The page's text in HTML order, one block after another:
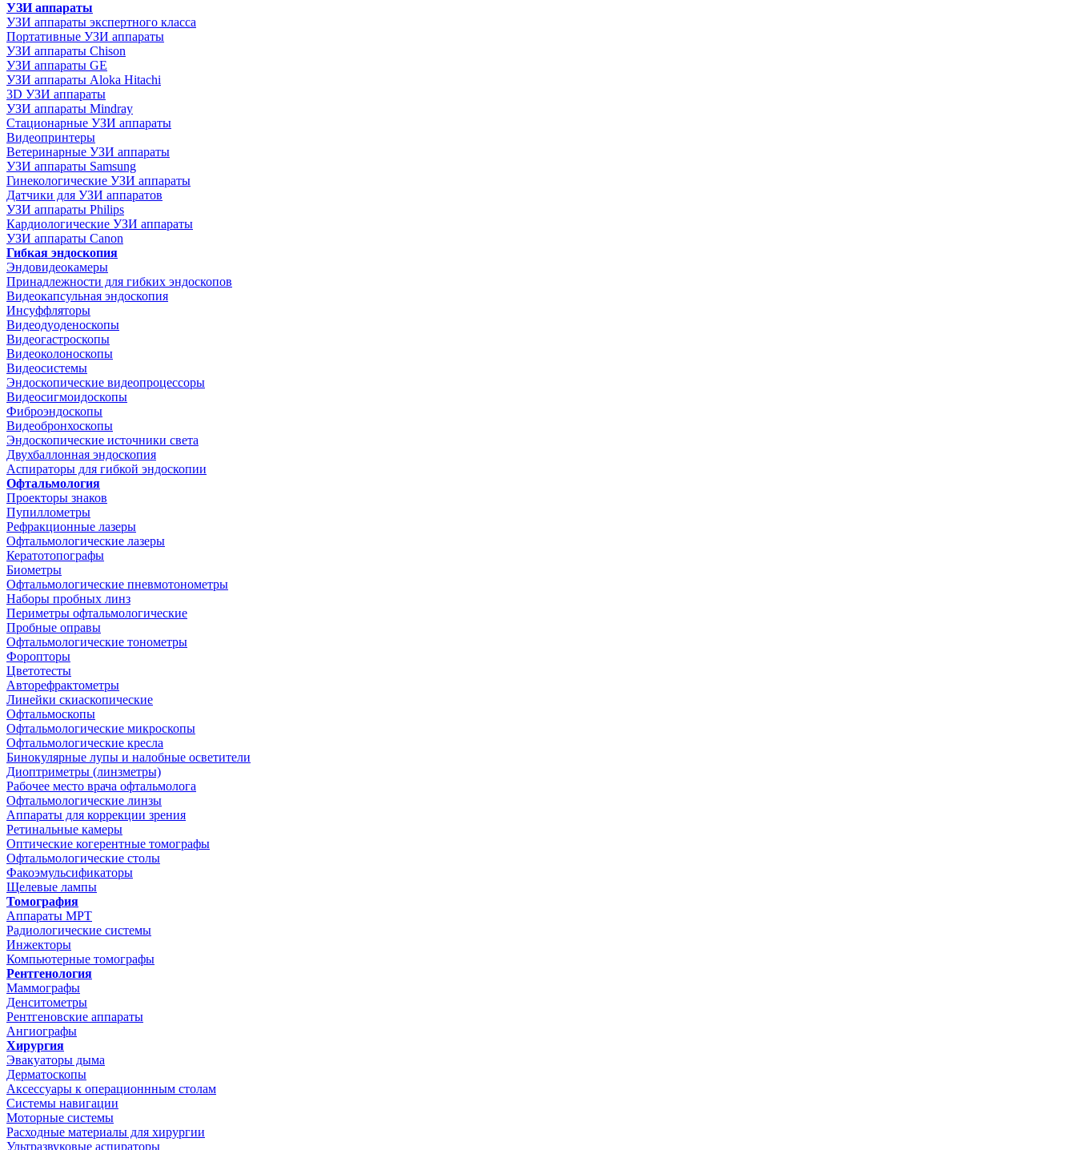
УЗИ аппараты
УЗИ аппараты экспертного класса
Портативные УЗИ аппараты
УЗИ аппараты Chison
УЗИ аппараты GE
УЗИ аппараты Aloka Hitachi
3D УЗИ аппараты
УЗИ аппараты Mindray
Стационарные УЗИ аппараты
Видеопринтеры
Ветеринарные УЗИ аппараты
УЗИ аппараты Samsung
Гинекологические УЗИ аппараты
Датчики для УЗИ аппаратов
УЗИ аппараты Philips
Кардиологические УЗИ аппараты
УЗИ аппараты Canon
Гибкая эндоскопия
Эндовидеокамеры
Принадлежности для гибких эндоскопов
Видеокапсульная эндоскопия
Инсуффляторы
Видеодуоденоскопы
Видеогастроскопы
Видеоколоноскопы
Видеосистемы
Эндоскопические видеопроцессоры
Видеосигмоидоскопы
Фиброэндоскопы
Видеобронхоскопы
Эндоскопические источники света
Двухбаллонная эндоскопия
Аспираторы для гибкой эндоскопии
Офтальмология
Проекторы знаков
Пупиллометры
Рефракционные лазеры
Офтальмологические лазеры
Кератотопографы
Биометры
Офтальмологические пневмотонометры
Наборы пробных линз
Периметры офтальмологические
Пробные оправы
Офтальмологические тонометры
Форопторы
Цветотесты
Авторефрактометры
Линейки скиаскопические
Офтальмоскопы
Офтальмологические микроскопы
Офтальмологические кресла
Бинокулярные лупы и налобные осветители
Диоптриметры (линзметры)
Рабочее место врача офтальмолога
Офтальмологические линзы
Аппараты для коррекции зрения
Ретинальные камеры
Оптические когерентные томографы
Офтальмологические столы
Факоэмульсификаторы
Щелевые лампы
Томография
Аппараты МРТ
Радиологические системы
Инжекторы
Компьютерные томографы
Рентгенология
Маммографы
Денситометры
Рентгеновские аппараты
Ангиографы
Хирургия
Эвакуаторы дыма
Дерматоскопы
Аксессуары к операционнным столам
Системы навигации
Моторные системы
Расходные материалы для хирургии
Ультразвуковые аспираторы